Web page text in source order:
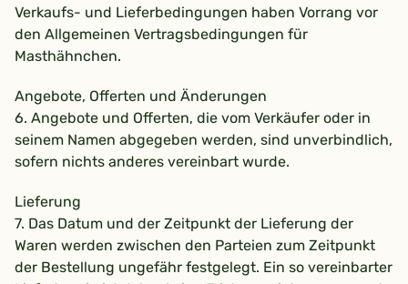
Verkaufs- und Lieferbedingungen haben Vorrang vor
den Allgemeinen Vertragsbedingungen für
Masthähnchen.
Angebote, Offerten und Änderungen
6. Angebote und Offerten, die vom Verkäufer oder in
seinem Namen abgegeben werden, sind unverbindlich,
sofern nichts anderes vereinbart wurde.
Lieferung
7. Das Datum und der Zeitpunkt der Lieferung der
Waren werden zwischen den Parteien zum Zeitpunkt
der Bestellung ungefähr festgelegt. Ein so vereinbarter